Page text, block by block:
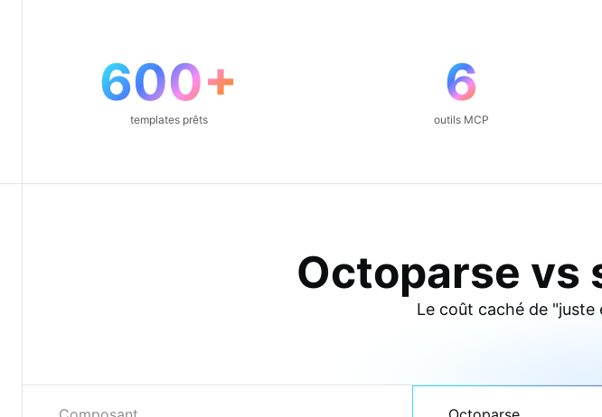
600+
templates prêts
6
outils MCP
Octoparse vs
Le coût caché de